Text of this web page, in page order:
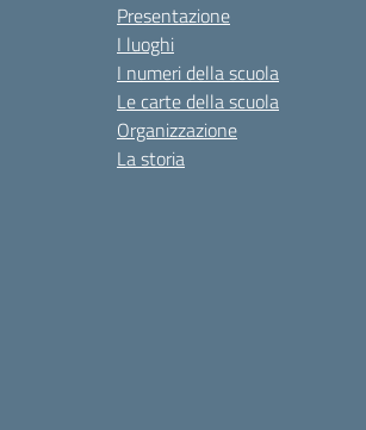
Presentazione
I luoghi
I numeri della scuola
Le carte della scuola
Organizzazione
La storia